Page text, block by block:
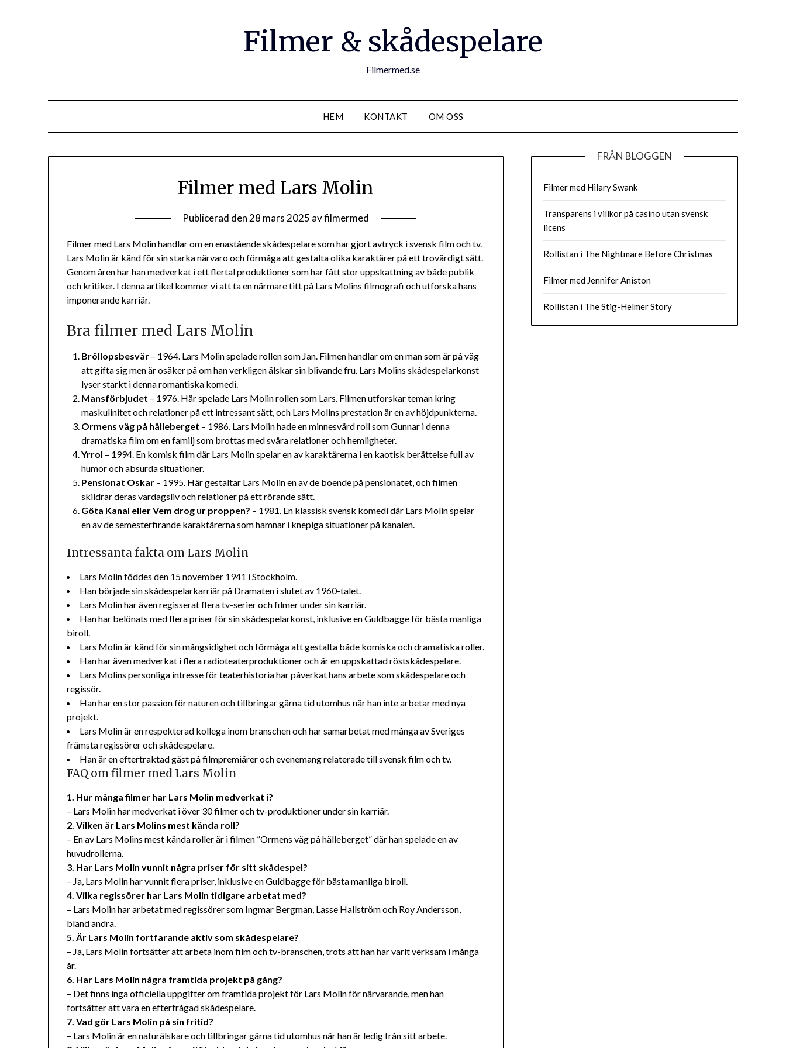
Filmer & skådespelare
Filmermed.se
HEM KONTAKT OM OSS
Filmer med Lars Molin
Publicerad den 28 mars 2025 avfilmermed
Filmer med Lars Molin handlar om en enastående skådespelare som har gjort avtryck i svensk film och tv.
Lars Molin är känd för sin starka närvaro och förmåga att gestalta olika karaktärer på ett trovärdigt sätt.
Genom åren har han medverkat i ett flertal produktioner som har fått stor uppskattning av både publik
och kritiker. I denna artikel kommer vi att ta en närmare titt på Lars Molins filmografi och utforska hans
imponerande karriär.
Bra filmer med Lars Molin
Bröllopsbesvär – 1964. Lars Molin spelade rollen som Jan. Filmen handlar om en man som är på väg
att gifta sig men är osäker på om han verkligen älskar sin blivande fru. Lars Molins skådespelarkonst
lyser starkt i denna romantiska komedi.
Mansförbjudet – 1976. Här spelade Lars Molin rollen som Lars. Filmen utforskar teman kring
maskulinitet och relationer på ett intressant sätt, och Lars Molins prestation är en av höjdpunkterna.
Ormens väg på hälleberget – 1986. Lars Molin hade en minnesvärd roll som Gunnar i denna
dramatiska film om en familj som brottas med svåra relationer och hemligheter.
Yrrol – 1994. En komisk film där Lars Molin spelar en av karaktärerna i en kaotisk berättelse full av
humor och absurda situationer.
Pensionat Oskar – 1995. Här gestaltar Lars Molin en av de boende på pensionatet, och filmen
skildrar deras vardagsliv och relationer på ett rörande sätt.
Göta Kanal eller Vem drog ur proppen? – 1981. En klassisk svensk komedi där Lars Molin spelar
en av de semesterfirande karaktärerna som hamnar i knepiga situationer på kanalen.
Intressanta fakta om Lars Molin
Lars Molin föddes den 15 november 1941 i Stockholm.
Han började sin skådespelarkarriär på Dramaten i slutet av 1960-talet.
Lars Molin har även regisserat flera tv-serier och filmer under sin karriär.
Han har belönats med flera priser för sin skådespelarkonst, inklusive en Guldbagge för bästa manliga
biroll.
Lars Molin är känd för sin mångsidighet och förmåga att gestalta både komiska och dramatiska roller.
Han har även medverkat i flera radioteaterproduktioner och är en uppskattad röstskådespelare.
Lars Molins personliga intresse för teaterhistoria har påverkat hans arbete som skådespelare och
regissör.
Han har en stor passion för naturen och tillbringar gärna tid utomhus när han inte arbetar med nya
projekt.
Lars Molin är en respekterad kollega inom branschen och har samarbetat med många av Sveriges
främsta regissörer och skådespelare.
Han är en eftertraktad gäst på filmpremiärer och evenemang relaterade till svensk film och tv.
FAQ om filmer med Lars Molin
1. Hur många filmer har Lars Molin medverkat i?
– Lars Molin har medverkat i över 30 filmer och tv-produktioner under sin karriär.
2. Vilken är Lars Molins mest kända roll?
– En av Lars Molins mest kända roller är i filmen ”Ormens väg på hälleberget” där han spelade en av
huvudrollerna.
3. Har Lars Molin vunnit några priser för sitt skådespel?
– Ja, Lars Molin har vunnit flera priser, inklusive en Guldbagge för bästa manliga biroll.
4. Vilka regissörer har Lars Molin tidigare arbetat med?
– Lars Molin har arbetat med regissörer som Ingmar Bergman, Lasse Hallström och Roy Andersson,
bland andra.
5. Är Lars Molin fortfarande aktiv som skådespelare?
– Ja, Lars Molin fortsätter att arbeta inom film och tv-branschen, trots att han har varit verksam i många
år.
6. Har Lars Molin några framtida projekt på gång?
– Det finns inga officiella uppgifter om framtida projekt för Lars Molin för närvarande, men han
fortsätter att vara en efterfrågad skådespelare.
7. Vad gör Lars Molin på sin fritid?
– Lars Molin är en naturälskare och tillbringar gärna tid utomhus när han är ledig från sitt arbete.
FRÅN BLOGGEN
Filmer med Hilary Swank
Transparens i villkor på casino utan svensk
licens
Rollistan i The Nightmare Before Christmas
Filmer med Jennifer Aniston
Rollistan i The Stig-Helmer Story